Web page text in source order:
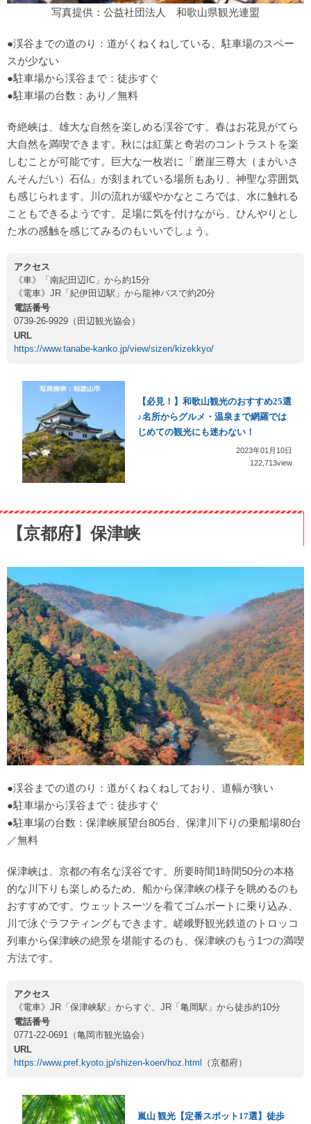
写真提供：公益社団法人 和歌山県観光連盟
●渓谷までの道のり：道がくねくねしている、駐車場のスペー
スが少ない
●駐車場から渓谷まで：徒歩すぐ
●駐車場の台数：あり／無料
奇絶峡は、雄大な自然を楽しめる渓谷です。春はお花見がてら
大自然を満喫できます。秋には紅葉と奇岩のコントラストを楽
しむことが可能です。巨大な一枚岩に「磨崖三尊大（まがいさ
んそんだい）石仏」が刻まれている場所もあり、神聖な雰囲気
も感じられます。川の流れが緩やかなところでは、水に触れる
こともできるようです。足場に気を付けながら、ひんやりとし
た水の感触を感じてみるのもいいでしょう。
アクセス
《車》「南紀田辺IC」から約15分
《電車》JR「紀伊田辺駅」から龍神バスで約20分
電話番号
0739-26-9929（田辺観光協会）
URL
https://www.tanabe-kanko.jp/view/sizen/kizekkyo/
【必見！】和歌山観光のおすすめ25選
♪名所からグルメ・温泉まで網羅では
じめての観光にも迷わない！
2023年01月10日
122,713view
【京都府】保津峡
●渓谷までの道のり：道がくねくねしており、道幅が狭い
●駐車場から渓谷まで：徒歩すぐ
●駐車場の台数：保津峡展望台805台、保津川下りの乗船場80台
／無料
保津峡は、京都の有名な渓谷です。所要時間1時間50分の本格
的な川下りも楽しめるため、船から保津峡の様子を眺めるのも
おすすめです。ウェットスーツを着てゴムボートに乗り込み、
川で泳ぐラフティングもできます。嵯峨野観光鉄道のトロッコ
列車から保津峡の絶景を堪能するのも、保津峡のもう1つの満喫
方法です。
アクセス
《電車》JR「保津峡駅」からすぐ、JR「亀岡駅」から徒歩約10分
電話番号
0771-22-0691（亀岡市観光協会）
URL
https://www.pref.kyoto.jp/shizen-koen/hoz.html
（京都府）
嵐山 観光【定番スポット17選】徒歩